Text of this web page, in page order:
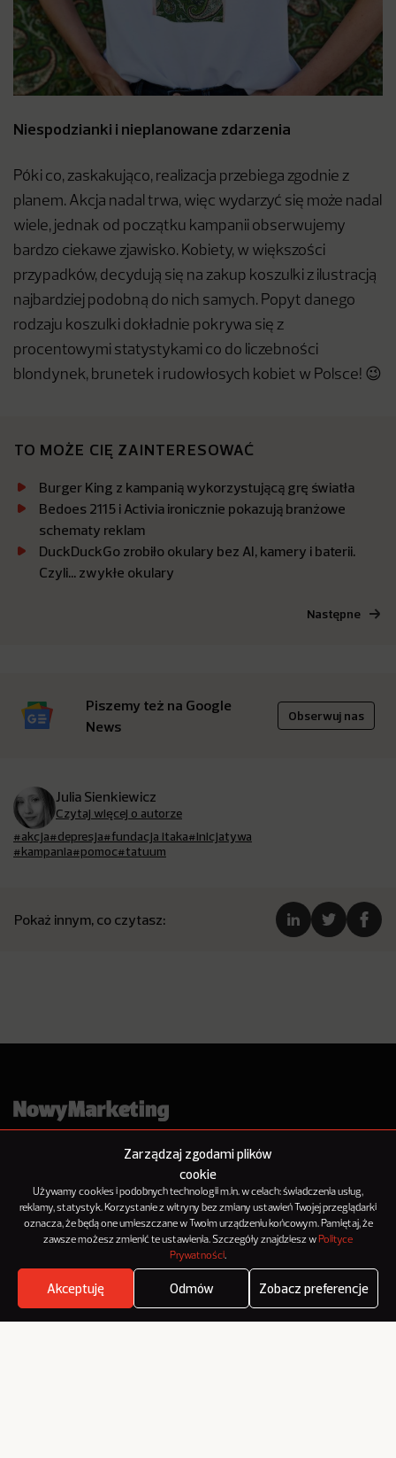
Zarządzaj zgodami plików
cookie
Używamy cookies i podobnych technologii m.in. w celach: świadczenia usług,
reklamy, statystyk. Korzystanie z witryny bez zmiany ustawień Twojej przeglądarki
oznacza, że będą one umieszczane w Twoim urządzeniu końcowym. Pamiętaj, że
zawsze możesz zmienić te ustawienia. Szczegóły znajdziesz w Polityce
Prywatności.
Akceptuję Odmów Zobacz preferencje
Niespodzianki i nieplanowane zdarzenia
Póki co, zaskakująco, realizacja przebiega zgodnie z
planem. Akcja nadal trwa, więc wydarzyć się może nadal
wiele, jednak od początku kampanii obserwujemy
bardzo ciekawe zjawisko. Kobiety, w większości
przypadków, decydują się na zakup koszulki z ilustracją
najbardziej podobną do nich samych. Popyt danego
rodzaju koszulki dokładnie pokrywa się z
procentowymi statystykami co do liczebności
blondynek, brunetek i rudowłosych kobiet w Polsce! 😉
TO MOŻE CIĘ ZAINTERESOWAĆ
Burger King z kampanią wykorzystującą grę światła
Bedoes 2115 i Activia ironicznie pokazują branżowe
schematy reklam
DuckDuckGo zrobiło okulary bez AI, kamery i baterii.
Czyli… zwykłe okulary
Następne
Piszemy też na Google
News
Obserwuj nas
Julia Sienkiewicz
Czytaj więcej o autorze
#akcja#depresja#fundacja itaka#inicjatywa
#kampania#pomoc#tatuum
Pokaż innym, co czytasz:
Where's the beef?
O NowymMarketingu
Kontakt
Polityka Prywatności